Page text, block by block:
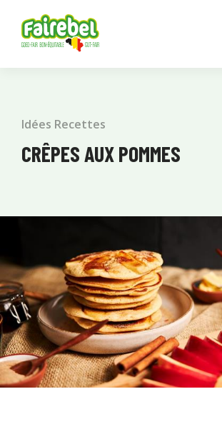
Idées Recettes
CRÊPES AUX POMMES